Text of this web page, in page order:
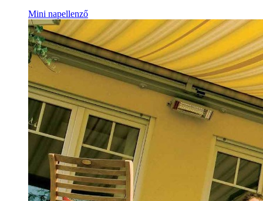
Mini napellenző